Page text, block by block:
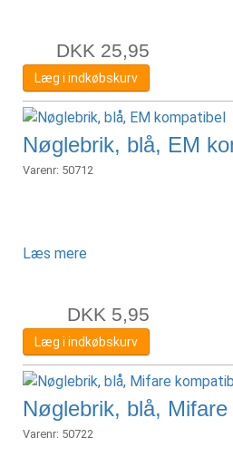
DKK 25,95
Læg i indkøbskurv
Nøglebrik, blå, EM
Varenr: 50712
Læs mere
DKK 5,95
Læg i indkøbskurv
Nøglebrik, blå,
Varenr: 50722